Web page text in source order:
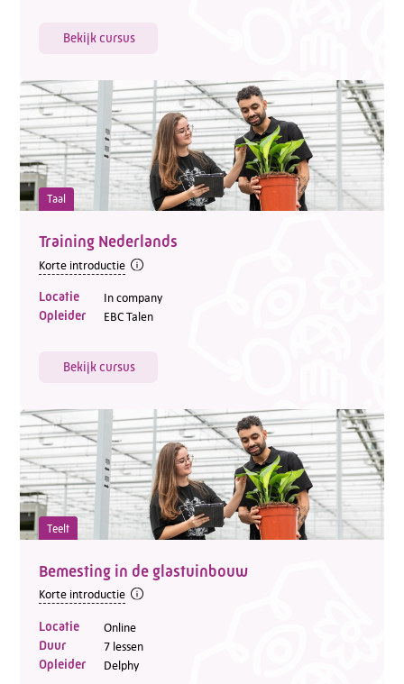
Bekijk cursus
Taal
Training Nederlands
Korte introductie
Locatie In company
Opleider EBC Talen
Bekijk cursus
Teelt
Bemesting in de glastuinbouw
Korte introductie
Locatie Online
Duur 7 lessen
Opleider Delphy